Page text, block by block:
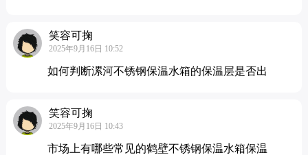
笑容可掬
2025年9月16日 10:52
如何判断漯河不锈钢保温水箱的保温层是否出
笑容可掬
2025年9月16日 10:43
市场上有哪些常见的鹤壁不锈钢保温水箱保温